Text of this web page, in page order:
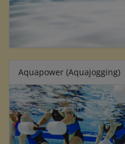
Aquapower (Aquajogging)